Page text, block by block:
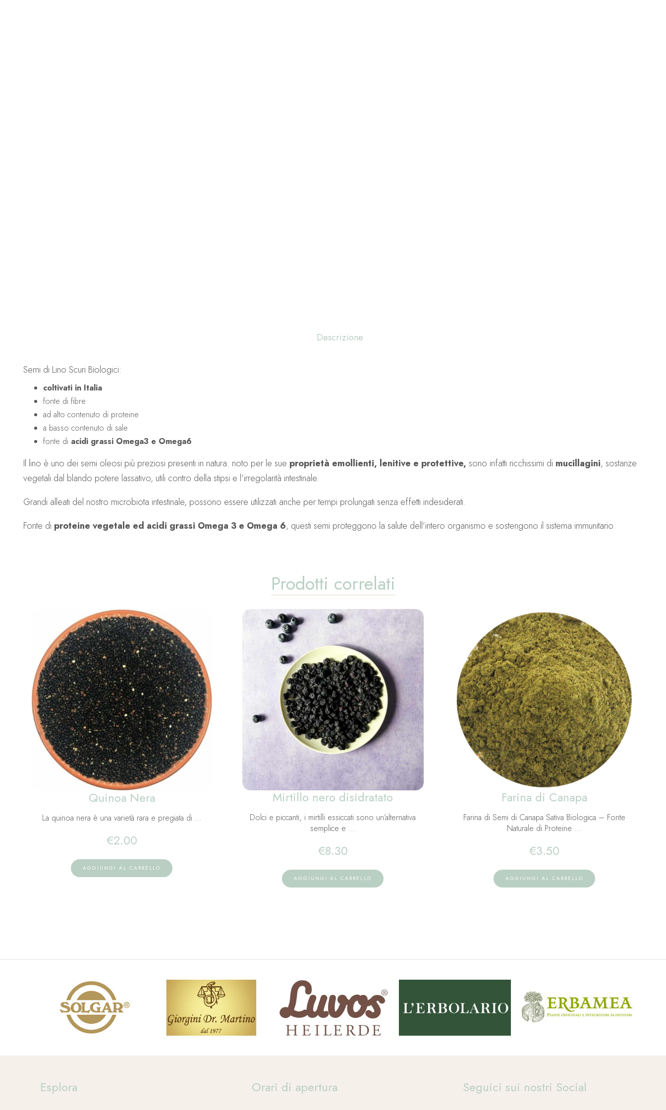
Descrizione
Semi di Lino Scuri Biologici:
coltivati in Italia
fonte di fibre
ad alto contenuto di proteine
a basso contenuto di sale
fonte di acidi grassi Omega3 e Omega6
Il lino è uno dei semi oleosi più preziosi presenti in natura: noto per le sue proprietà emollienti, lenitive e protettive, sono infatti ricchissimi di mucillagini, sostanze
vegetali dal blando potere lassativo, utili contro della stipsi e l’irregolarità intestinale.
Grandi alleati del nostro microbiota intestinale, possono essere utilizzati anche per tempi prolungati senza effetti indesiderati.
Fonte di proteine vegetale ed acidi grassi Omega 3 e Omega 6, questi semi proteggono la salute dell’intero organismo e sostengono il sistema immunitario.
Prodotti correlati
Quinoa Nera
La quinoa nera è una varietà rara e pregiata di …
€2.00
AGGIUNGI AL CARRELLO
Mirtillo nero disidratato
Dolci e piccanti, i mirtilli essiccati sono un’alternativa
semplice e …
€8.30
AGGIUNGI AL CARRELLO
Farina di Canapa
Farina di Semi di Canapa Sativa Biologica – Fonte
Naturale di Proteine …
€3.50
AGGIUNGI AL CARRELLO
Esplora Orari di apertura Seguici sui nostri Social